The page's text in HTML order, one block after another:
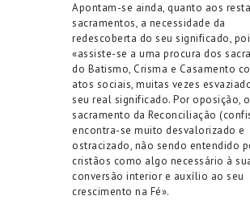
Apontam-se ainda, quanto aos
sacramentos, a necessidade da
redescoberta do seu significado,
«assiste-se a uma procura dos
do Batismo, Crisma e Casamento
atos sociais, muitas vezes
seu real significado. Por oposição, o
sacramento da Reconciliação
encontra-se muito desvalorizado e
ostracizado, não sendo entendido
cristãos como algo necessário à
conversão interior e auxílio ao seu
crescimento na Fé».